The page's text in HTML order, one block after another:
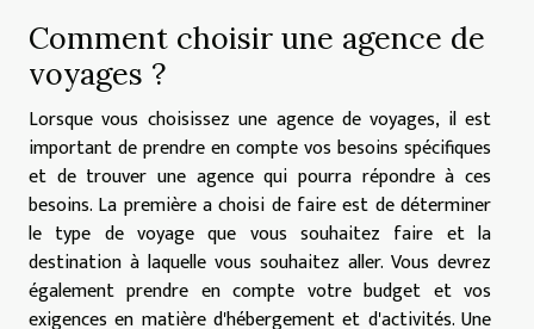
Comment choisir une agence de
voyages ?
Lorsque vous choisissez une agence de voyages, il est
important de prendre en compte vos besoins spécifiques
et de trouver une agence qui pourra répondre à ces
besoins. La première a choisi de faire est de déterminer
le type de voyage que vous souhaitez faire et la
destination à laquelle vous souhaitez aller. Vous devrez
également prendre en compte votre budget et vos
exigences en matière d'hébergement et d'activités. Une